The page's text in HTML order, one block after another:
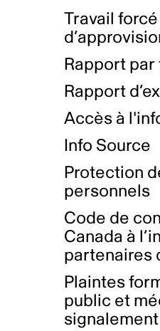
Travail
Rapport
Rapport
Accès à
Info Source
Protection
personnels
Code de
Canada à
partenaires
Plaintes
public et
signalement